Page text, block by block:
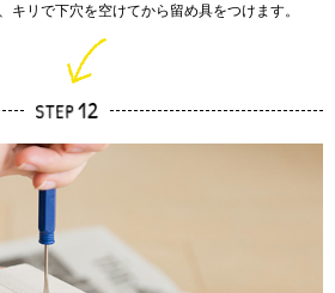
キリで下穴を空けてから留め具をつけます。